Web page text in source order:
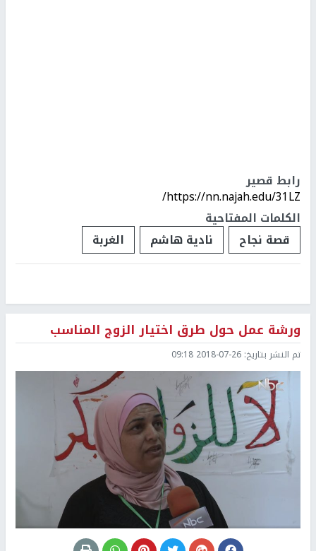
رابط قصير
https://nn.najah.edu/31LZ/
الكلمات المفتاحية
قصة نجاح
نادية هاشم الغربة
ورشة عمل حول طرق اختيار الزوج المناسب
تم النشر بتاريخ: 2018-07-26 09:18